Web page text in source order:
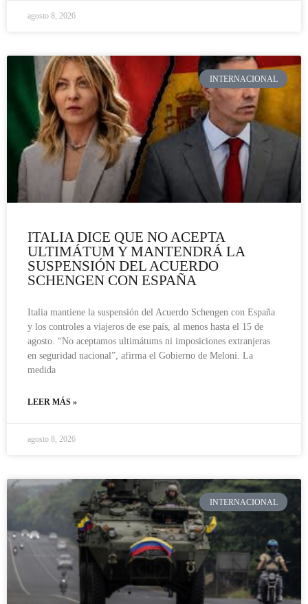
agosto 8, 2026
INTERNACIONAL
ITALIA DICE QUE NO ACEPTA
ULTIMÁTUM Y MANTENDRÁ LA
SUSPENSIÓN DEL ACUERDO
SCHENGEN CON ESPAÑA
Italia mantiene la suspensión del Acuerdo Schengen con España
y los controles a viajeros de ese país, al menos hasta el 15 de
agosto. “No aceptamos ultimátums ni imposiciones extranjeras
en seguridad nacional”, afirma el Gobierno de Meloni. La
medida
LEER MÁS »
agosto 8, 2026
INTERNACIONAL